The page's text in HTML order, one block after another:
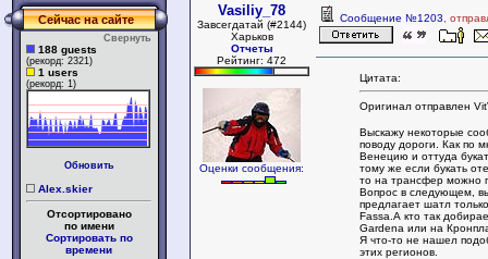
Сейчас на сайте
Свернуть
188 guests
(рекорд: 2321)
1 users
(рекорд: 1)
Обновить
Alex.skier
Отсортировано
по имени
Сортировать по
времени
Vasiliy_78
Завсегдатай (#2144)
Харьков
Отчеты
Рейтинг: 472
Оценки сообщения:
Сообщение №1203 ,
Цитата:
Оригинал отправлен
Выскажу некоторые
поводу дороги. Как по
Венецию и оттуда
тому же если букать
то на трансфер можно
Вопрос в следующем,
предлагает шатл
Fassa.А кто так
Gardena или на
Я что-то не нашел
этих регионов.